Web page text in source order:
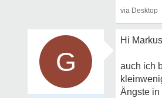
G
Hi
auch ich
Ängste in